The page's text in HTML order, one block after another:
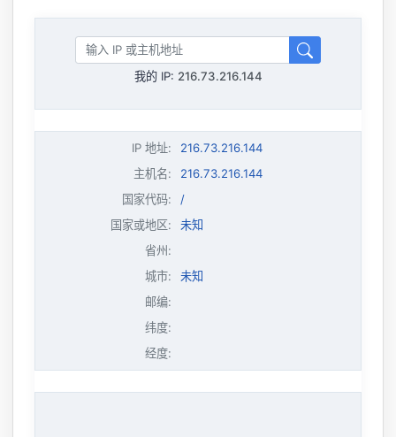
我的 IP: 216.73.216.144
IP 地址:
216.73.216.144
主机名:
216.73.216.144
国家代码:
/
国家或地区:
未知
省州:
城市:
未知
邮编:
纬度:
经度: